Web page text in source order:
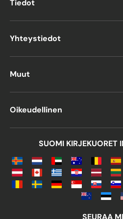
asiakirjoille, kuten
Löydä C6-
tilaisuuksiin
C6-kirjekuoria on
väreissä, kuten
Tiedot
Yhteystiedot
Muut
Oikeudellinen
SUOMI KIRJEKUORET
SEURAA